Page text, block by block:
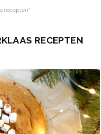
recepten"
RECEPTEN